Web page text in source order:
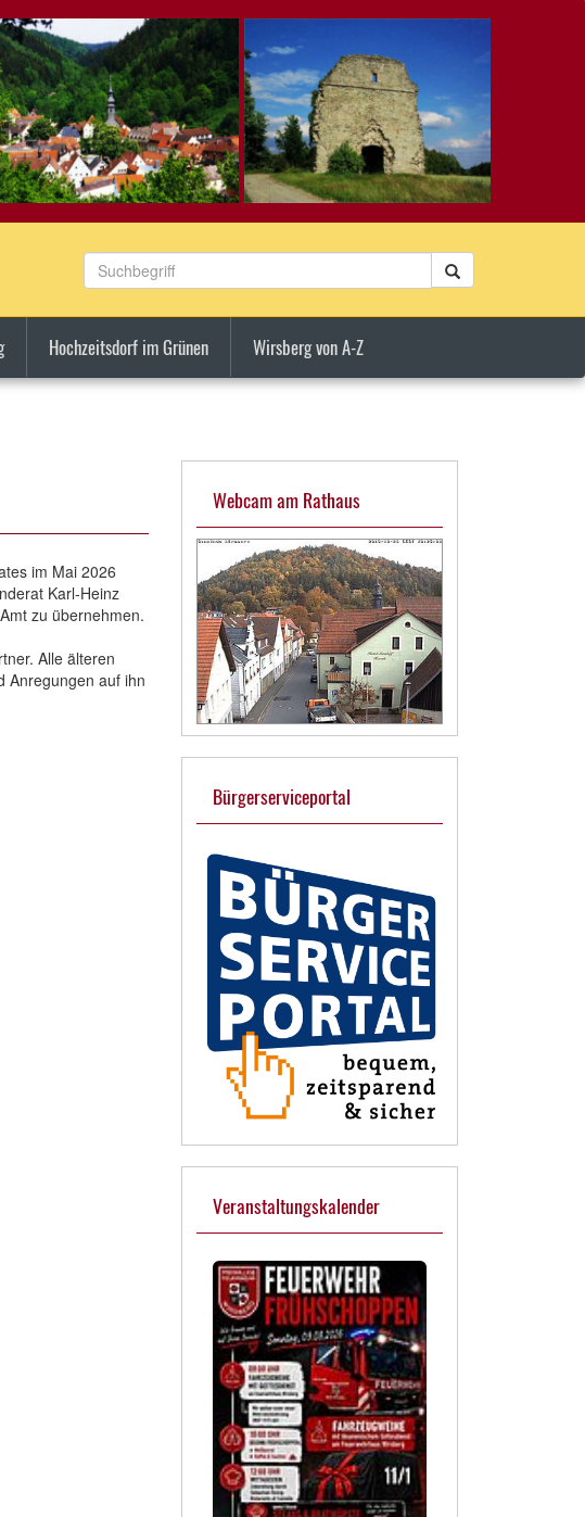
Hochzeitsdorf im Grünen Wirsberg von A-Z
im Mai 2026
Karl-Heinz
zu übernehmen.
Alle älteren
Anregungen auf ihn
Webcam am Rathaus
Bürgerserviceportal
Veranstaltungskalender